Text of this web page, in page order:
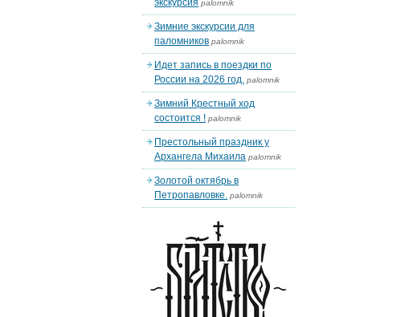
экскурсия palomnik
Зимние экскурсии для
паломников palomnik
Идет запись в поездки по
России на 2026 год. palomnik
Зимний Крестный ход
состоится ! palomnik
Престольный праздник у
Архангела Михаила palomnik
Золотой октябрь в
Петропавловке. palomnik